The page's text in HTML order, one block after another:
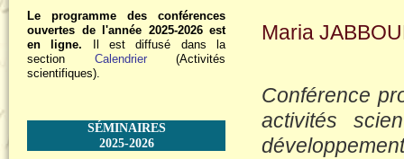
Le programme des conférences
ouvertes de l'année 2025-2026 est
en ligne. Il est diffusé dans la
section Calendrier(Activités
scientifiques).
SÉMINAIRES
2025-2026
Maria
Conférence
activités